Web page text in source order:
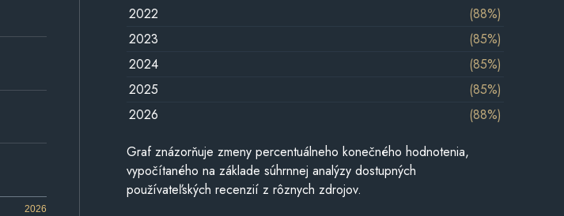
2026
2022
(88%)
2023
(85%)
2024
(85%)
2025
(85%)
2026
(88%)
Graf znázorňuje zmeny percentuálneho konečného hodnotenia,
vypočítaného na základe súhrnnej analýzy dostupných
používateľských recenzií z rôznych zdrojov.